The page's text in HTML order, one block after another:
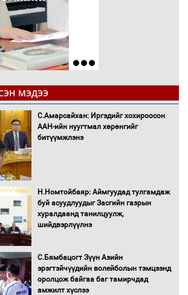
МЭДЭЭ
С.Амарсайхан: Иргэдийг хохироосон
ААН-ийн нуугтмал хөрөнгийг
битүүмжлэнэ
Н.Номтойбаяр: Аймгуудад тулгамдаж
буй асуудлуудыг Засгийн газрын
хуралдаанд танилцуулж,
шийдвэрлүүлнэ
С.Бямбацогт Зүүн Азийн
эрэгтэйчүүдийн волейболын тэмцээнд
оролцож байгаа баг тамирчдад
амжилт хүслээ